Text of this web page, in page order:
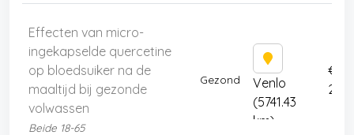
Effecten van micro-
ingekapselde quercetine
op bloedsuiker na de
maaltijd bij gezonde
volwassen
Beide 18-65
Gezond
Venlo
(5741.43
km)
€
200